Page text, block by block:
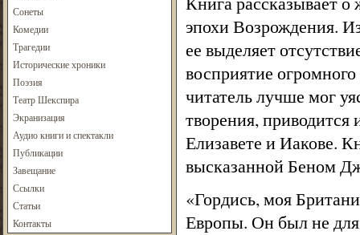
Сонеты
Комедии
Трагедии
Исторические хроники
Поэзия
Театр Шекспира
Экранизация
Аудио книги и спектакли
Публикации
Завещание
Ссылки
Статьи
Контакты
эпохи Возрождения.
ее выделяет
восприятие
читатель лучше мог
творения,
Елизавете и Иакове.
высказанной Беном
«Гордись, моя
Европы. Он был не для